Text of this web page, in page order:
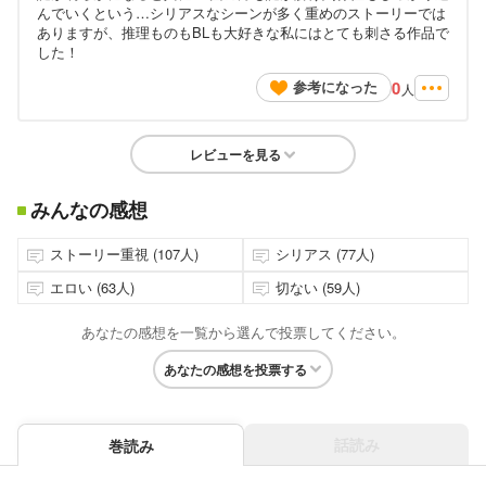
んでいくという…シリアスなシーンが多く重めのストーリーでは
ありますが、推理ものもBLも大好きな私にはとても刺さる作品で
した！
参考になった
0 人
レビューを見る
みんなの感想
ストーリー重視 (107人)
シリアス (77人)
エロい (63人)
切ない (59人)
あなたの感想を一覧から選んで投票してください。
あなたの感想を投票する
巻読み